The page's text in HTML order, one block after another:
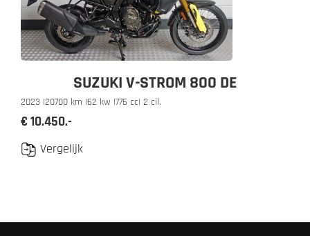
SUZUKI V-STROM 800 DE
2023 |20700 km |62 kw |776 cc| 2 cil.
€ 10.450.-
Vergelijk